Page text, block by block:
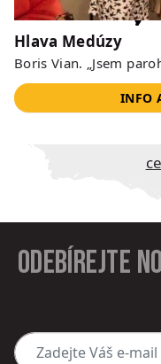
Hlava Medúzy
Boris Vian. „Jsem
INFO
Odebírejte
Zadejte Váš e-mail